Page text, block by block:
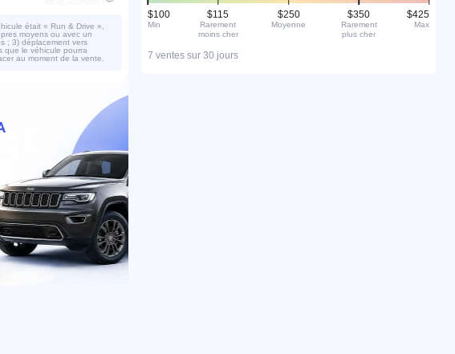
était « Run & Drive »,
moyens ou avec un
; 3) déplacement vers
que le véhicule pourra
au moment de la vente.
$100
Min
$115
Rarement
moins cher
$250
Moyenne
$350
Rarement
plus cher
$425
Max
7 ventes sur 30 jours